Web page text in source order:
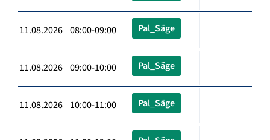
11.08.2026 08:00-09:00 Pal_Säge
11.08.2026 09:00-10:00 Pal_Säge
11.08.2026 10:00-11:00 Pal_Säge